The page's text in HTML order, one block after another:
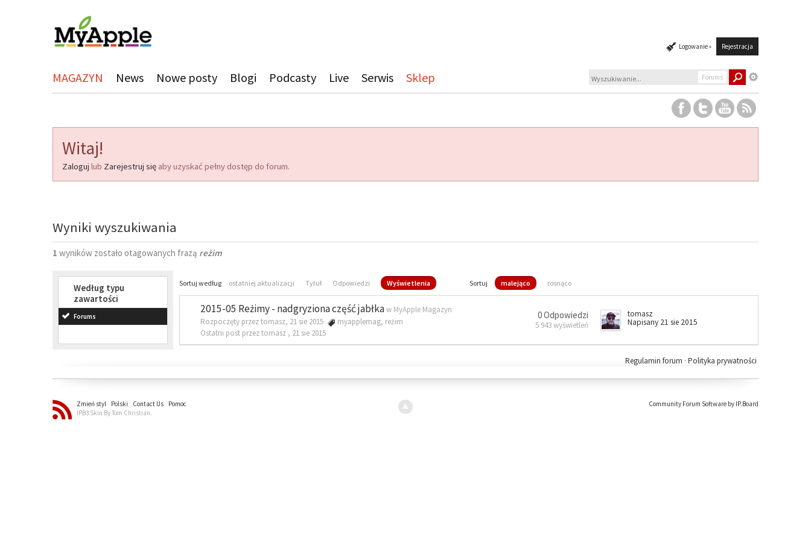
Logowanie » Rejestracja
MAGAZYN News Nowe posty Blogi Podcasty Live Serwis Sklep Forums
Witaj!
Zaloguj lub Zarejestruj się aby uzyskać pełny dostęp do forum.
Wyniki wyszukiwania
1 wyników zostało otagowanych frazą reżim
Według typu
zawartości
Forums
Sortuj według ostatniej aktualizacji Tytuł Odpowiedzi Wyświetlenia Sortuj malejąco rosnąco
2015-05 Reżimy - nadgryziona część jabłkaw MyApple Magazyn
Rozpoczęty przez tomasz, 21 sie 2015
myapplemag, reżim
Ostatni post przez tomasz , 21 sie 2015
0 Odpowiedzi
5 943 wyświetleń
tomasz
Napisany 21 sie 2015
Polityka prywatności
Regulamin forum ·
Zmień styl Polski Contact Us
Pomoc
IPB3 Skin By Tom Christian.
Community Forum Software by IP.Board